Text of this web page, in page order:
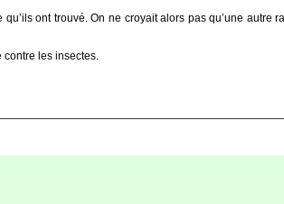
ont trouvé. On ne croyait alors pas qu’une autre
les insectes.